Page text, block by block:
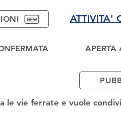
ATTIVITA'
APERTA
le vie ferrate e vuole